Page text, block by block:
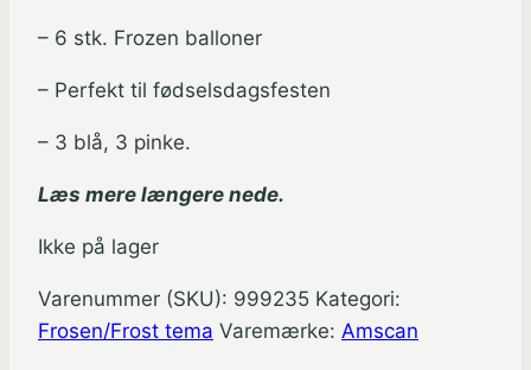
– 6 stk. Frozen balloner
– Perfekt til fødselsdagsfesten
– 3 blå, 3 pinke.
Læs mere længere nede.
Ikke på lager
Varenummer (SKU): 999235 Kategori:
Frosen/Frost tema Varemærke: Amscan